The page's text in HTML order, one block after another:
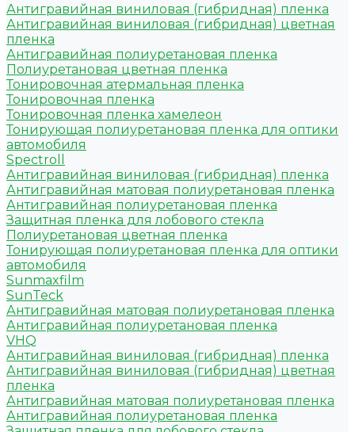
Антигравийная виниловая (гибридная) пленка
Антигравийная виниловая (гибридная) цветная
пленка
Антигравийная полиуретановая пленка
Полиуретановая цветная пленка
Тонировочная атермальная пленка
Тонировочная пленка
Тонировочная пленка хамелеон
Тонирующая полиуретановая пленка для оптики
автомобиля
Spectroll
Антигравийная виниловая (гибридная) пленка
Антигравийная матовая полиуретановая пленка
Антигравийная полиуретановая пленка
Защитная пленка для лобового стекла
Полиуретановая цветная пленка
Тонирующая полиуретановая пленка для оптики
автомобиля
Sunmaxfilm
SunTeck
Антигравийная матовая полиуретановая пленка
Антигравийная полиуретановая пленка
VHQ
Антигравийная виниловая (гибридная) пленка
Антигравийная виниловая (гибридная) цветная
пленка
Антигравийная матовая полиуретановая пленка
Антигравийная полиуретановая пленка